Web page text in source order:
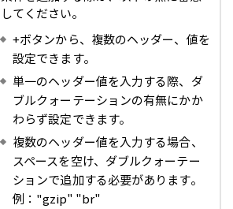
してください。
+ボタンから、複数のヘッダー、値を
設定できます。
単一のヘッダー値を入力する際、ダ
ブルクォーテーションの有無にかか
わらず設定できます。
複数のヘッダー値を入力する場合、
スペースを空け、ダブルクォーテー
ションで追加する必要があります。
例："gzip" "br"